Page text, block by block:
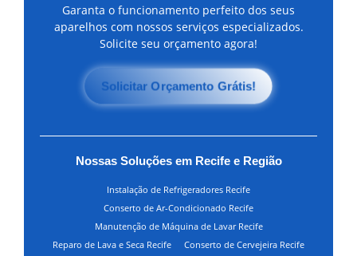
Garanta o funcionamento perfeito dos seus
aparelhos com nossos serviços especializados.
Solicite seu orçamento agora!
Solicitar Orçamento Grátis!
Nossas Soluções em Recife e Região
Instalação de Refrigeradores Recife
Conserto de Ar-Condicionado Recife
Manutenção de Máquina de Lavar Recife
Reparo de Lava e Seca Recife
Conserto de Cervejeira Recife